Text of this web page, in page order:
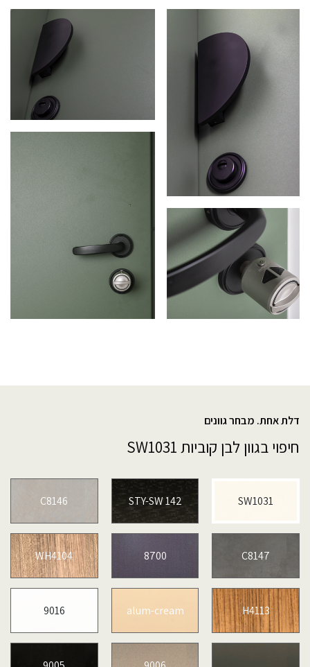
SW1031
STY-SW 142
C8146
C8147
8700
WH4104
H4113
alum-cream
9016
דלת אחת. מבחר גוונים
חיפוי בגוון לבן קוביות SW1031